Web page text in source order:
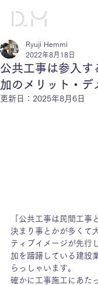
公共工事は参入す
加のメリット・デ
Ryuji Hemmi
2022年8月18日
更新日： 2025年8月6日
「公共工事は民間工事
決まり事とかが多くて
ティブイメージが先行
加を躊躇している建設
らっしゃいます。
確かに工事施工にあた